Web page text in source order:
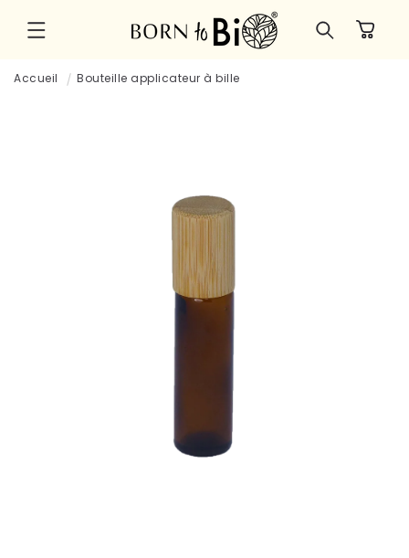
passer
au
Panier
Accueil
Bouteille applicateur à bille